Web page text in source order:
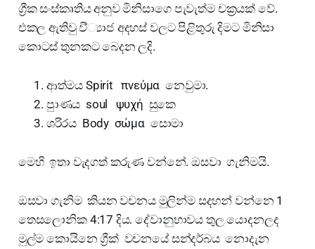
ග්‍රීක සංස්කෘතිය අනුව මිනිසාගෙ පැවැත්ම චක්‍රයක් වේ.
එකල ඇතිවු වි්‍්‍යාජ අදහස් වලට පිළිතුරු දිමට මිනිසා
කොටස් තුනකට බෙදන ලදි.
ආත්මය Spirit πνεύμα නෙවුමා.
පුාණය soul ψυχή සුකෙ
ශරිරය Body σώμα සොමා
මෙහි ඉතා වැදගත් කරුණ වන්නේ. ඔසවා ගැනිමයි.
ඔසවා ගැනිම කියන වචනය මුලින්ම සදහන් වන්නෙ 1
තෙසලොනික 4:17 දිය. දේවානුභාවය තුල යොදනලද
මුල්ම කොයිනෙ ග්‍රීක් වචනයේ සන්දර්බය නොදැන